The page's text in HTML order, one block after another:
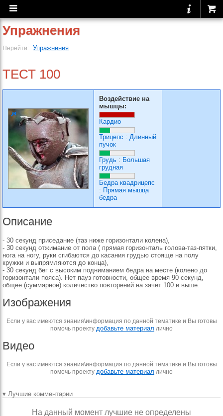
Упражнения
Перейти: Упражнения
ТЕСТ 100
Воздействие на
мышцы:
Кардио
Трицепс : Длинный
пучок
Грудь : Большая
грудная
Бедра квадрицепс
: Прямая мышца
бедра
Описание
- 30 секунд приседание (таз ниже горизонтали колена),
- 30 секунд отжимание от пола ( прямая горизонталь голова-таз-пятки,
нога на ногу, руки сгибаются до касания грудью стояще на полу
кружки и выпрямляются до конца),
- 30 секунд бег с высоким подниманием бедра на месте (колено до
горизонтали пояса). Нет пауз готовности, общее время 90 секунд,
общее (суммарное) количество повторений на зачет 100 и выше.
Изображения
Если у вас имеются знания\информация по данной тематике и Вы готовы
помочь проекту добавьте материал лично
Видео
Если у вас имеются знания\информация по данной тематике и Вы готовы
помочь проекту добавьте материал лично
▾ Лучшие комментарии
На данный момент лучшие не определены